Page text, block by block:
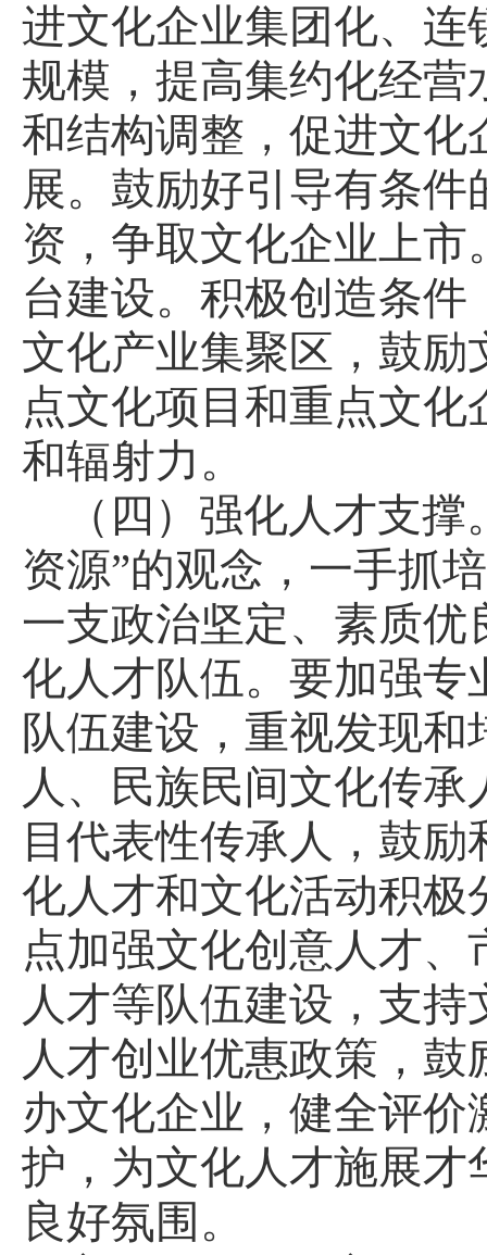
进文化企业集团化、
规模，提高集约化经
和结构调整，促进文
展。鼓励好引导有条
资，争取文化企业上
台建设。积极创造条
文化产业集聚区，鼓
点文化项目和重点文
和辐射力。
（四）强化人才支撑
资源”的观念，一手抓
一支政治坚定、素质
化人才队伍。要加强
队伍建设，重视发现
人、民族民间文化传
目代表性传承人，鼓
化人才和文化活动积
点加强文化创意人才
人才等队伍建设，支
人才创业优惠政策，
办文化企业，健全评
护，为文化人才施展
良好氛围。